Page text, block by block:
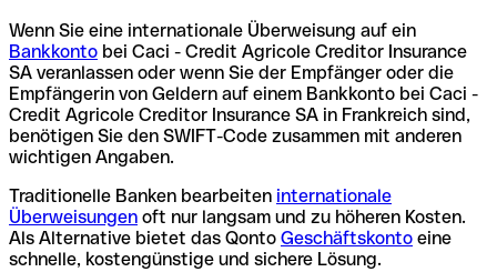
Wenn Sie eine internationale Überweisung auf ein
Bankkonto bei Caci - Credit Agricole Creditor Insurance
SA veranlassen oder wenn Sie der Empfänger oder die
Empfängerin von Geldern auf einem Bankkonto bei Caci -
Credit Agricole Creditor Insurance SA in Frankreich sind,
benötigen Sie den SWIFT-Code zusammen mit anderen
wichtigen Angaben.
Traditionelle Banken bearbeiten internationale
Überweisungen oft nur langsam und zu höheren Kosten.
Als Alternative bietet das Qonto Geschäftskonto eine
schnelle, kostengünstige und sichere Lösung.